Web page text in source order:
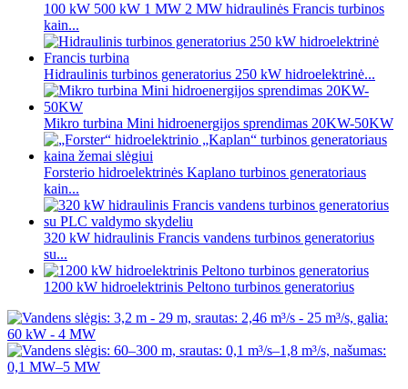
100 kW 500 kW 1 MW 2 MW hidraulinės Francis turbinos
kain...
Hidraulinis turbinos generatorius 250 kW hidroelektrinė...
Mikro turbina Mini hidroenergijos sprendimas 20KW-50KW
Forsterio hidroelektrinės Kaplano turbinos generatoriaus
kain...
320 kW hidraulinis Francis vandens turbinos generatorius
su...
1200 kW hidroelektrinis Peltono turbinos generatorius